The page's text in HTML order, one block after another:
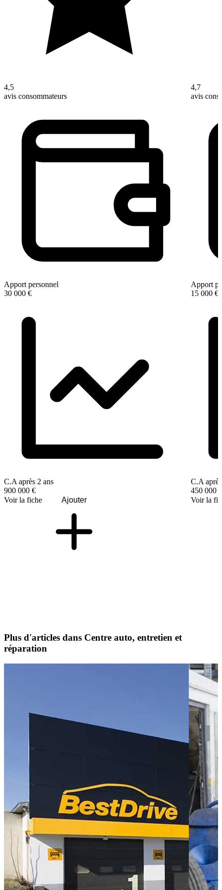
4,5
avis consommateurs
Apport personnel
30 000 €
C.A après 2 ans
900 000 €
Voir la fiche
Ajouter
4,7
avis
Apport
15 000 €
C.A
450 000 €
Voir la
Plus d'articles dans Centre auto, entretien et
réparation